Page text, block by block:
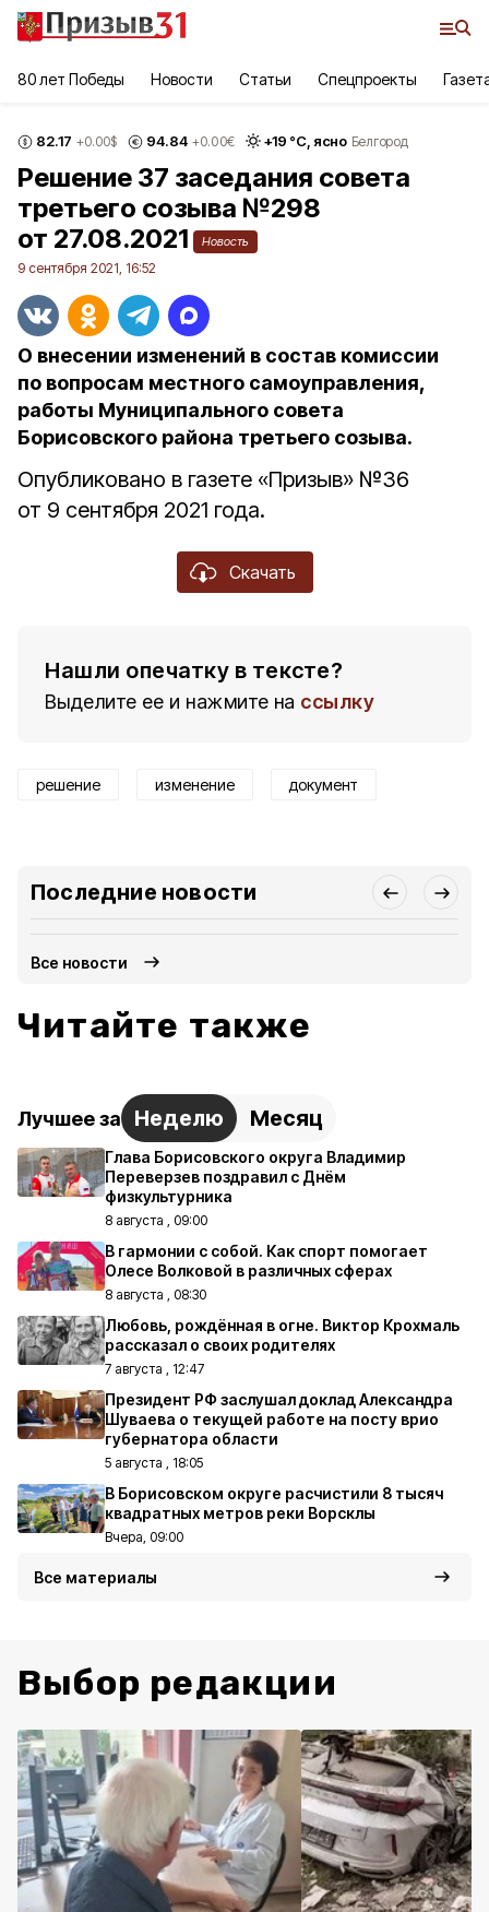
80 лет Победы Новости Статьи Спецпроекты
82.17 +0.00$ 94.84 +0.00€ +19 °С, ясно Белгород
Решение 37 заседания совета
третьего созыва №298
от 27.08.2021
Новость
9 сентября 2021, 16:52
О внесении изменений в состав комиссии
по вопросам местного самоуправления,
работы Муниципального совета
Борисовского района третьего созыва.
Опубликовано в газете «Призыв» №36
от 9 сентября 2021 года.
Скачать
Нашли опечатку в тексте?
Выделите ее и нажмите на ссылку
решение изменение документ
Последние новости
Все новости
Читайте также
Лучшее за Неделю Месяц
Глава Борисовского округа Владимир
Переверзев поздравил с Днём
физкультурника
8 августа , 09:00
В гармонии с собой. Как спорт помогает
Олесе Волковой в различных сферах
8 августа , 08:30
Любовь, рождённая в огне. Виктор Крохмаль
рассказал о своих родителях
7 августа , 12:47
Президент РФ заслушал доклад Александра
Шуваева о текущей работе на посту врио
губернатора области
5 августа , 18:05
В Борисовском округе расчистили 8 тысяч
квадратных метров реки Ворсклы
Вчера, 09:00
Все материалы
Выбор редакции